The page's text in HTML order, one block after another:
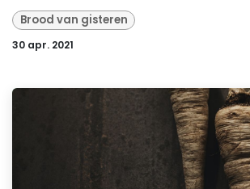
Brood van gisteren
30 apr. 2021